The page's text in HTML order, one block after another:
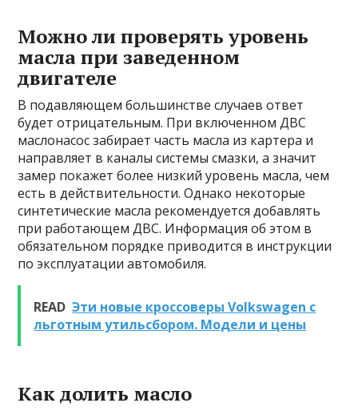
Можно ли проверять уровень
масла при заведенном
двигателе
В подавляющем большинстве случаев ответ
будет отрицательным. При включенном ДВС
маслонасос забирает часть масла из картера и
направляет в каналы системы смазки, а значит
замер покажет более низкий уровень масла, чем
есть в действительности. Однако некоторые
синтетические масла рекомендуется добавлять
при работающем ДВС. Информация об этом в
обязательном порядке приводится в инструкции
по эксплуатации автомобиля.
READ Эти новые кроссоверы Volkswagen с
льготным утильсбором. Модели и цены
Как долить масло